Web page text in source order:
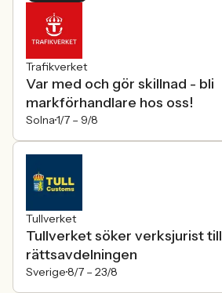
Trafikverket
Var med och gör skillnad - bli
markförhandlare hos oss!
Solna1/7 – 9/8
Tullverket
Tullverket söker verksjurist till
rättsavdelningen
Sverige8/7 – 23/8